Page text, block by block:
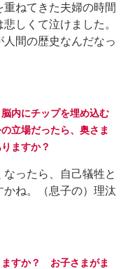
ねてきた夫婦の時間
しくて泣けました。
間の歴史なんだなっ
内にチップを埋め込む
立場だったら、奥さま
ますか？
ったら、自己犠牲と
ね。（息子の）理汰
すか？ お子さまがま